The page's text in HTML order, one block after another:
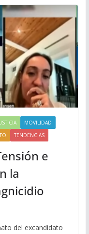
MOVILIDAD
TENDENCIAS
e
la
del excandidato